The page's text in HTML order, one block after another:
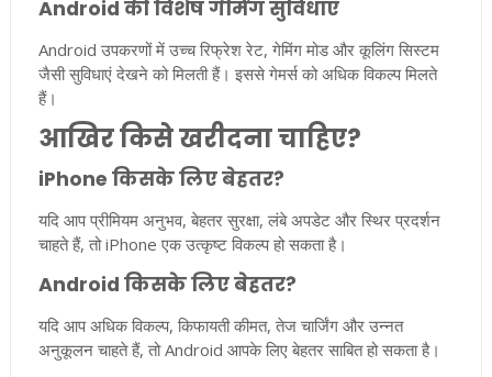
Android की विशेष गेमिंग सुविधाएं
Android उपकरणों में उच्च रिफ्रेश रेट, गेमिंग मोड और कूलिंग सिस्टम
जैसी सुविधाएं देखने को मिलती हैं। इससे गेमर्स को अधिक विकल्प मिलते
हैं।
आखिर किसे खरीदना चाहिए?
iPhone किसके लिए बेहतर?
यदि आप प्रीमियम अनुभव, बेहतर सुरक्षा, लंबे अपडेट और स्थिर प्रदर्शन
चाहते हैं, तो iPhone एक उत्कृष्ट विकल्प हो सकता है।
Android किसके लिए बेहतर?
यदि आप अधिक विकल्प, किफायती कीमत, तेज चार्जिंग और उन्नत
अनुकूलन चाहते हैं, तो Android आपके लिए बेहतर साबित हो सकता है।